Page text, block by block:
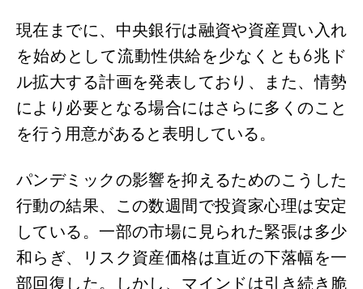
現在までに、中央銀行は融資や資産買い入れ
を始めとして流動性供給を少なくとも6兆ド
ル拡大する計画を発表しており、また、情勢
により必要となる場合にはさらに多くのこと
を行う用意があると表明している。
パンデミックの影響を抑えるためのこうした
行動の結果、この数週間で投資家心理は安定
している。一部の市場に見られた緊張は多少
和らぎ、リスク資産価格は直近の下落幅を一